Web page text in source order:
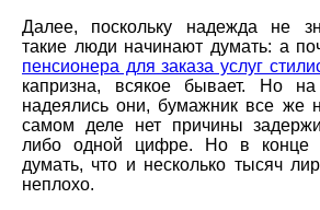
Далее, поскольку надежда не
такие люди начинают думать: а
пенсионера для заказа услуг
капризна, всякое бывает. Но
надеялись они, бумажник все же
самом деле нет причины
либо одной цифре. Но в конце
думать, что и несколько тысяч
неплохо.